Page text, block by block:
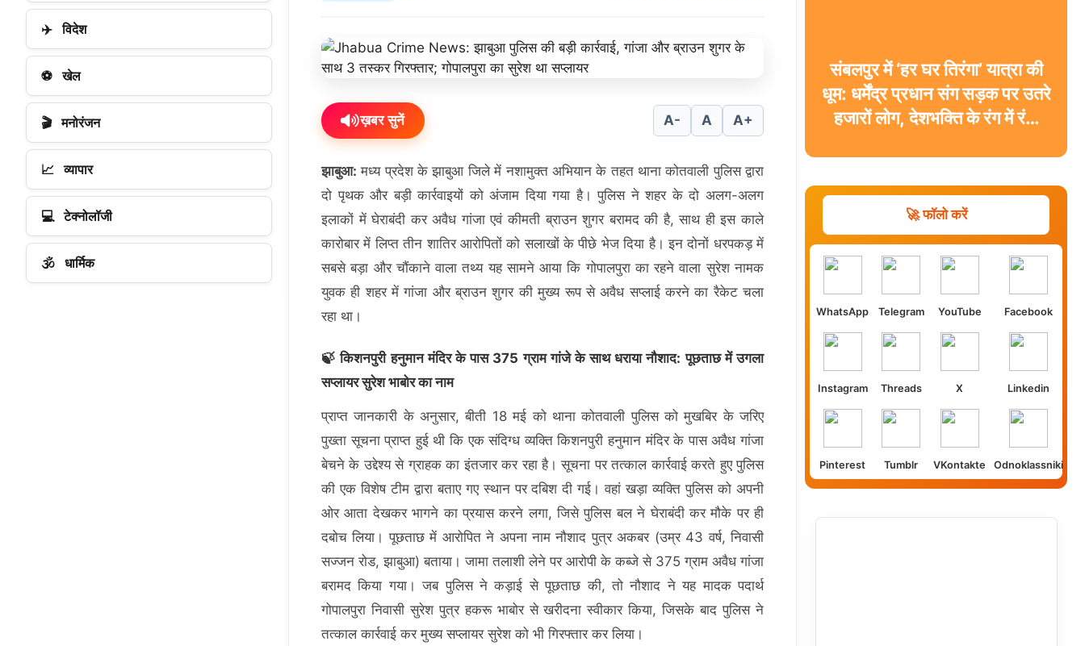
ख़बर सुनें A- A A+
झाबुआ: मध्य प्रदेश के झाबुआ जिले में नशामुक्त अभियान के तहत थाना कोतवाली पुलिस द्वारा
दो पृथक और बड़ी कार्रवाइयों को अंजाम दिया गया है। पुलिस ने शहर के दो अलग-अलग
इलाकों में घेराबंदी कर अवैध गांजा एवं कीमती ब्राउन शुगर बरामद की है, साथ ही इस काले
कारोबार में लिप्त तीन शातिर आरोपितों को सलाखों के पीछे भेज दिया है। इन दोनों धरपकड़ में
सबसे बड़ा और चौंकाने वाला तथ्य यह सामने आया कि गोपालपुरा का रहने वाला सुरेश नामक
युवक ही शहर में गांजा और ब्राउन शुगर की मुख्य रूप से अवैध सप्लाई करने का रैकेट चला
रहा था।
🍃 किशनपुरी हनुमान मंदिर के पास 375 ग्राम गांजे के साथ धराया नौशाद: पूछताछ में उगला
सप्लायर सुरेश भाबोर का नाम
प्राप्त जानकारी के अनुसार, बीती 18 मई को थाना कोतवाली पुलिस को मुखबिर के जरिए
पुख्ता सूचना प्राप्त हुई थी कि एक संदिग्ध व्यक्ति किशनपुरी हनुमान मंदिर के पास अवैध गांजा
बेचने के उद्देश्य से ग्राहक का इंतजार कर रहा है। सूचना पर तत्काल कार्रवाई करते हुए पुलिस
की एक विशेष टीम द्वारा बताए गए स्थान पर दबिश दी गई। वहां खड़ा व्यक्ति पुलिस को अपनी
ओर आता देखकर भागने का प्रयास करने लगा, जिसे पुलिस बल ने घेराबंदी कर मौके पर ही
दबोच लिया। पूछताछ में आरोपित ने अपना नाम नौशाद पुत्र अकबर (उम्र 43 वर्ष, निवासी
सज्जन रोड, झाबुआ) बताया। जामा तलाशी लेने पर आरोपी के कब्जे से 375 ग्राम अवैध गांजा
बरामद किया गया। जब पुलिस ने कड़ाई से पूछताछ की, तो नौशाद ने यह मादक पदार्थ
गोपालपुरा निवासी सुरेश पुत्र हकरू भाबोर से खरीदना स्वीकार किया, जिसके बाद पुलिस ने
तत्काल कार्रवाई कर मुख्य सप्लायर सुरेश को भी गिरफ्तार कर लिया।
✈️ विदेश
⚽ खेल
🎬 मनोरंजन
📈 व्यापार
💻 टेक्नोलॉजी
🕉️ धार्मिक
संबलपुर में ‘हर घर तिरंगा’ यात्रा की
धूम: धर्मेंद्र प्रधान संग सड़क पर उतरे
हजारों लोग, देशभक्ति के रंग में रंगा
🚀 फॉलो करें
WhatsApp Telegram YouTube Facebook
Instagram Threads X Linkedin
Pinterest Tumblr VKontakte Odnoklassniki